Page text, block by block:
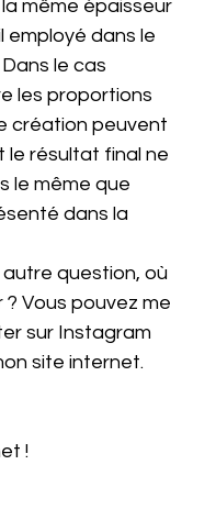
même épaisseur
employé dans le
le cas
les proportions
création peuvent
le résultat final ne
le même que
dans la
autre question, où
? Vous pouvez me
sur Instagram
site internet.
!